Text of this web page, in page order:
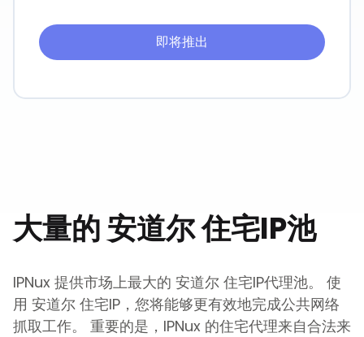
即将推出
大量的安道尔住宅IP池
IPNux 提供市场上最大的 安道尔 住宅IP代理池。 使
用 安道尔 住宅IP，您将能够更有效地完成公共网络
抓取工作。 重要的是，IPNux 的住宅代理来自合法来